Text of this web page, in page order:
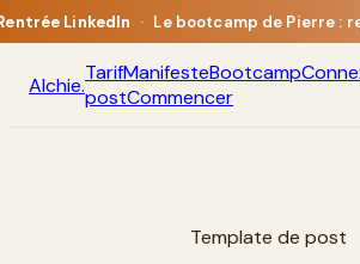
LinkedIn · Le bootcamp de Pierre :
Alchie.TarifManifesteBootcamp
postCommencer
Template de post